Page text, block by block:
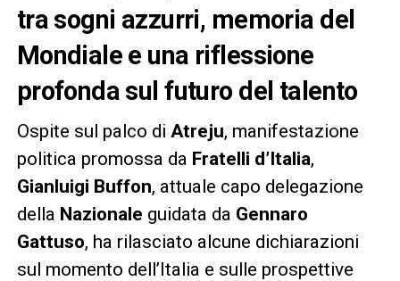
tra sogni azzurri, memoria del
Mondiale e una riflessione
profonda sul futuro del talento
Ospite sul palco di Atreju, manifestazione
politica promossa da Fratelli d’Italia,
Gianluigi Buffon, attuale capo delegazione
della Nazionale guidata da Gennaro
Gattuso, ha rilasciato alcune dichiarazioni
sul momento dell’Italia e sulle prospettive